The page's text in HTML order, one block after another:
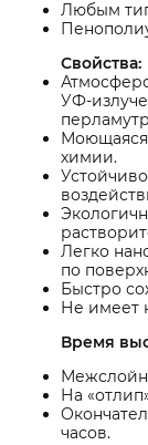
Любым
Свойства:
УФ-
химии.
Легко
по
Быстро
Не имеет
Время
На
часов.